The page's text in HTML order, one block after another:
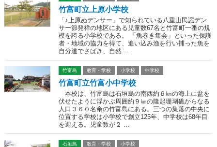
竹富町立上原小学校
「♪上原ぬデンサー」で知られている八重山民謡デン
サー節発祥の地区にある児童数67名と竹富町一番の規
模を誇る小学校である。 「魚巻き集会」といった保護
者・地域の協力を得て、追い込み漁を行い捕った魚を
自分達でさばき、自然 ...
竹富島 教育・学校 小学校 中学校
竹富町立竹富小中学校
本校は、竹富島は石垣島の南西約６㎞の海上に盆を
伏せたように浮かぶ周囲約９㎞の隆起珊瑚礁からなる
人口３６０名余の竹富島にある。三つの集落の中央に
位置する学校は小学校で創立125年、中学校は68年目
を迎える。児童数が２ ...
石垣島 教育・学校 小学校